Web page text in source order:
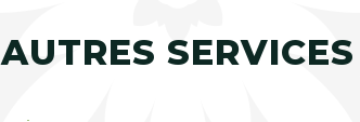
AUTRES SERVICES